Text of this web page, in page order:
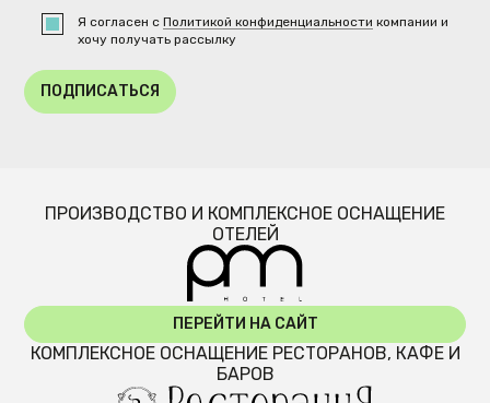
Я согласен сПолитикой конфиденциальности компании и
хочу получать рассылку
ПОДПИСАТЬСЯ
ПРОИЗВОДСТВО И КОМПЛЕКСНОЕ ОСНАЩЕНИЕ
ОТЕЛЕЙ
ПЕРЕЙТИ НА САЙТ
КОМПЛЕКСНОЕ ОСНАЩЕНИЕ РЕСТОРАНОВ, КАФЕ И
БАРОВ